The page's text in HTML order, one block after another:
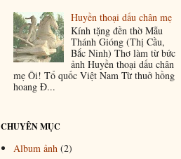
Huyền thoại dấu chân mẹ
Kính tặng đền thờ Mẫu
Thánh Gióng (Thị Cầu,
Bắc Ninh) Thơ làm từ bức
ảnh Huyền thoại dấu chân
mẹ Ôi! Tổ quốc Việt Nam Từ thuở hồng
hoang Đ...
CHUYÊN MỤC
Album ảnh (2)